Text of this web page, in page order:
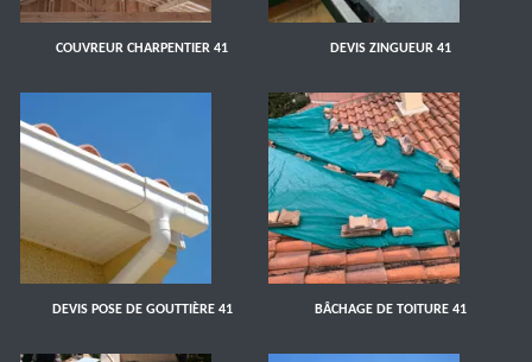
COUVREUR CHARPENTIER 41 DEVIS ZINGUEUR 41
DEVIS POSE DE GOUTTIÈRE 41 BÂCHAGE DE TOITURE 41